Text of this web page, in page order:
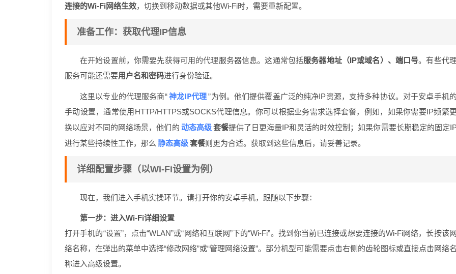
连接的Wi-Fi网络生效，切换到移动数据或其他Wi-Fi时，需要重新配置。
准备工作：获取代理IP信息
在开始设置前，你需要先获得可用的代理服务器信息。这通常包括服务器地址（IP或域名）、端口号。有些代理
服务可能还需要用户名和密码进行身份验证。
这里以专业的代理服务商“ 神龙IP代理”为例。他们提供覆盖广泛的纯净IP资源，支持多种协议。对于安卓手机的
手动设置，通常使用HTTP/HTTPS或SOCKS代理信息。你可以根据业务需求选择套餐，例如，如果你需要IP频繁更
换以应对不同的网络场景，他们的 动态高级套餐提供了日更海量IP和灵活的时效控制；如果你需要长期稳定的固定
进行某些持续性工作，那么 静态高级套餐则更为合适。获取到这些信息后，请妥善记录。
详细配置步骤（以Wi-Fi设置为例）
现在，我们进入手机实操环节。请打开你的安卓手机，跟随以下步骤：
第一步：进入Wi-Fi详细设置
打开手机的“设置”，点击“WLAN”或“网络和互联网”下的“Wi-Fi”。找到你当前已连接或想要连接的Wi-Fi网络，长按该网
络名称，在弹出的菜单中选择“修改网络”或“管理网络设置”。部分机型可能需要点击右侧的齿轮图标或直接点击网络名
称进入高级设置。